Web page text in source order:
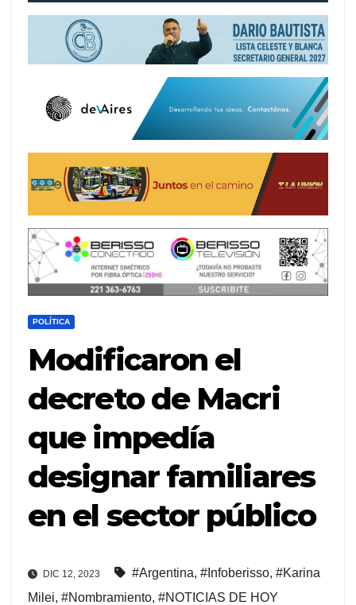
POLÍTICA
Modificaron el
decreto de Macri
que impedía
designar familiares
en el sector público
DIC 12, 2023 #Argentina, #Infoberisso, #Karina
Milei, #Nombramiento, #NOTICIAS DE HOY